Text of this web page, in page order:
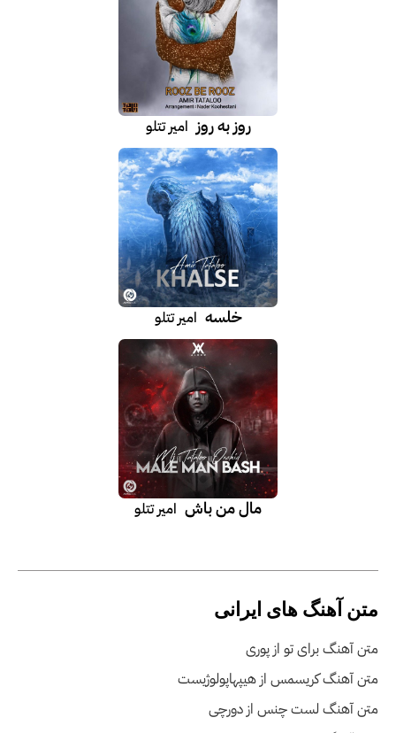
روز به روز امیر تتلو
خلسه امیر تتلو
مال من باش امیر تتلو
متن آهنگ های ایرانی
متن آهنگ برای تو از پوری
متن آهنگ کریسمس از هیپهاپولوژیست
متن آهنگ لست چنس از دورچی